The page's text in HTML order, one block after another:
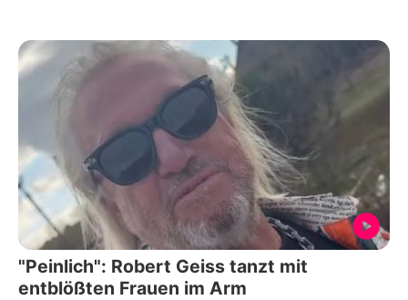
"Peinlich": Robert Geiss tanzt mit
entblößten Frauen im Arm